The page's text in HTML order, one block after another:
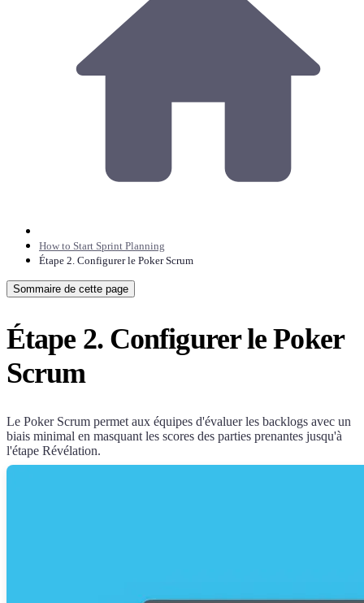
How to Start Sprint Planning
Étape 2. Configurer le Poker Scrum
Sommaire de cette page
Étape 2. Configurer le Poker
Scrum
Le Poker Scrum permet aux équipes d'évaluer les backlogs avec un
biais minimal en masquant les scores des parties prenantes jusqu'à
l'étape Révélation.